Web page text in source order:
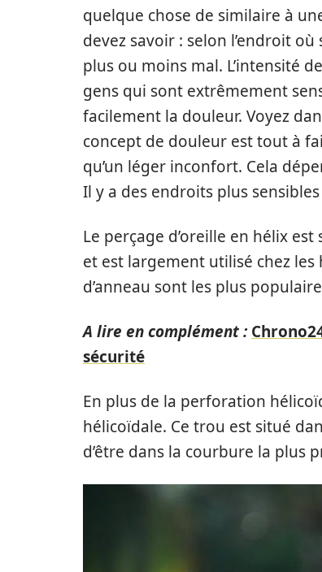
quelque chose de similaire à
devez savoir : selon l’endroit
plus ou moins mal. L’intensité
gens qui sont extrêmement
facilement la douleur. Voyez
concept de douleur est tout à
qu’un léger inconfort. Cela
Il y a des endroits plus
Le perçage d’oreille en hélix
et est largement utilisé chez
d’anneau sont les plus
A lire en complément :
sécurité
En plus de la perforation
hélicoïdale. Ce trou est situé
d’être dans la courbure la plus